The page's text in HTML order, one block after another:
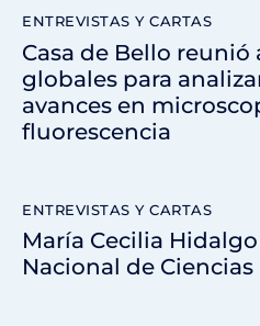
ENTREVISTAS Y CARTAS
Casa de Bello reunió
globales para
avances en
fluorescencia
ENTREVISTAS Y CARTAS
María Cecilia Hidalgo
Nacional de